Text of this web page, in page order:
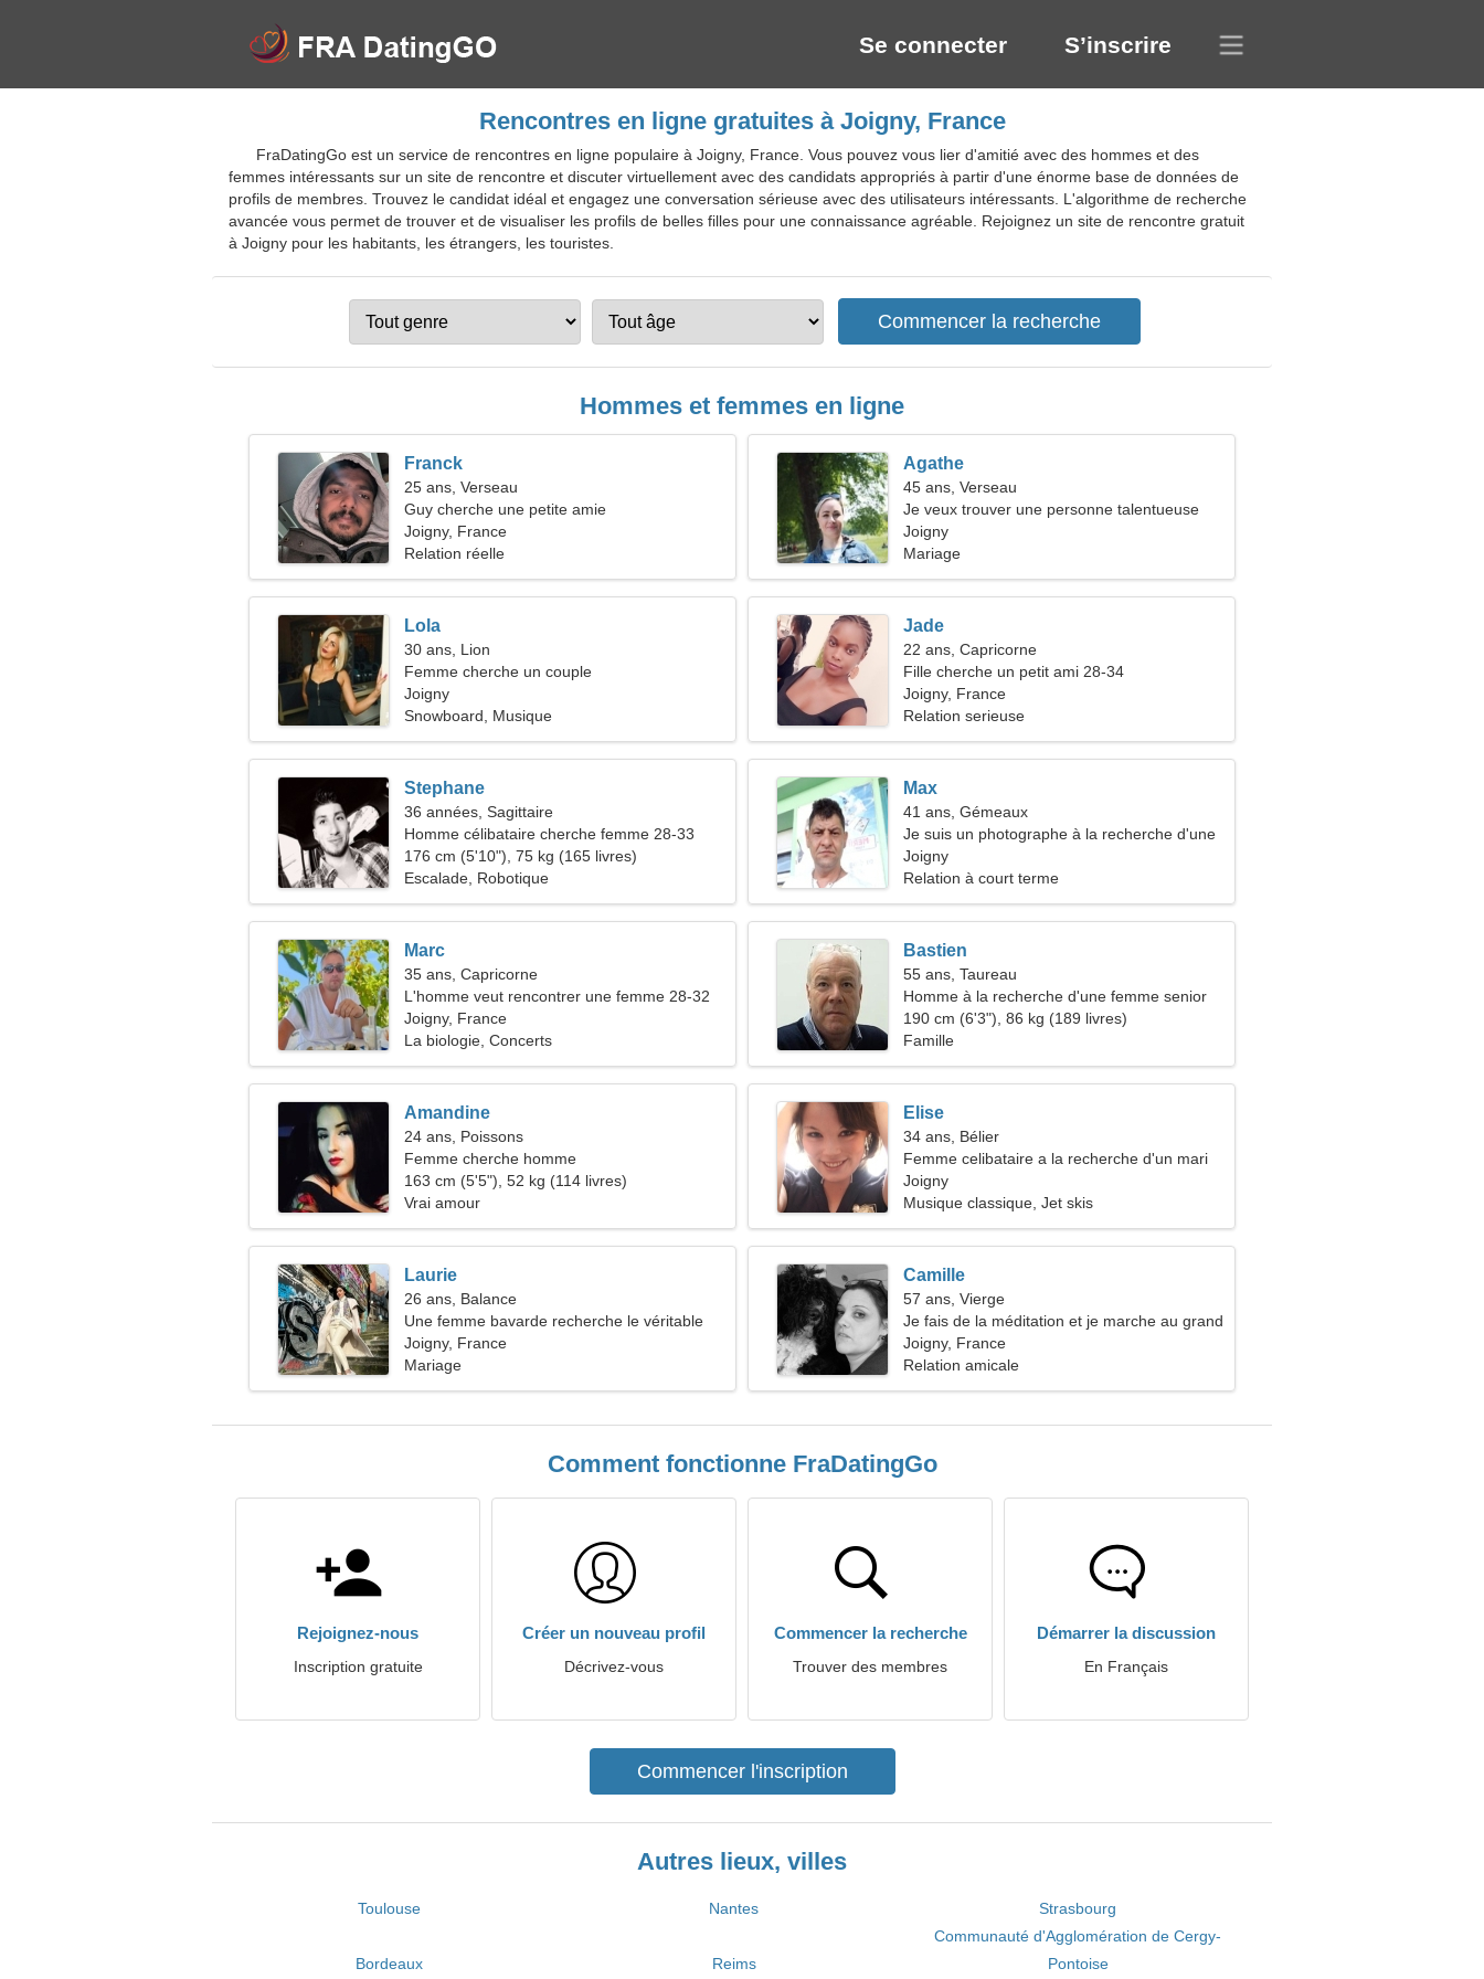
Se connecter S’inscrire
Rencontres en ligne gratuites à Joigny, France
FraDatingGo est un service de rencontres en ligne populaire à Joigny, France. Vous pouvez vous lier d'amitié avec des hommes et des
femmes intéressants sur un site de rencontre et discuter virtuellement avec des candidats appropriés à partir d'une énorme base de données de
profils de membres. Trouvez le candidat idéal et engagez une conversation sérieuse avec des utilisateurs intéressants. L'algorithme de recherche
avancée vous permet de trouver et de visualiser les profils de belles filles pour une connaissance agréable. Rejoignez un site de rencontre gratuit
à Joigny pour les habitants, les étrangers, les touristes.
Hommes et femmes en ligne
Franck
25 ans, Verseau
Guy cherche une petite amie
Joigny, France
Relation réelle
Agathe
45 ans, Verseau
Je veux trouver une personne talentueuse
Joigny
Mariage
Lola
30 ans, Lion
Femme cherche un couple
Joigny
Snowboard, Musique
Jade
22 ans, Capricorne
Fille cherche un petit ami 28-34
Joigny, France
Relation serieuse
Stephane
36 années, Sagittaire
Homme célibataire cherche femme 28-33
176 cm (5'10"), 75 kg (165 livres)
Escalade, Robotique
Max
41 ans, Gémeaux
Je suis un photographe à la recherche d'une
femme fantastique
Joigny
Relation à court terme
Marc
35 ans, Capricorne
L'homme veut rencontrer une femme 28-32
Joigny, France
La biologie, Concerts
Bastien
55 ans, Taureau
Homme à la recherche d'une femme senior
45-51
190 cm (6'3"), 86 kg (189 livres)
Famille
Amandine
24 ans, Poissons
Femme cherche homme
163 cm (5'5"), 52 kg (114 livres)
Vrai amour
Elise
34 ans, Bélier
Femme celibataire a la recherche d'un mari
Joigny
Musique classique, Jet skis
Laurie
26 ans, Balance
Une femme bavarde recherche le véritable
amour
Joigny, France
Mariage
Camille
57 ans, Vierge
Je fais de la méditation et je marche au grand
air
Joigny, France
Relation amicale
Comment fonctionne FraDatingGo
Rejoignez-nous
Inscription gratuite
Créer un nouveau profil
Décrivez-vous
Commencer la recherche
Trouver des membres
Démarrer la discussion
En Français
Commencer l'inscription
Autres lieux, villes
Toulouse Nantes Strasbourg
Bordeaux Reims
Communauté d'Agglomération de Cergy-
Pontoise